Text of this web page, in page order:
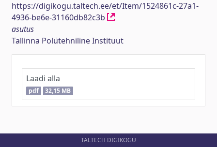
https://digikogu.taltech.ee/et/Item/1524861c-27a1-
4936-be6e-31160db82c3b
asutus
Tallinna Polütehniline Instituut
Laadi alla
pdf 32,15 MB
TALTECH DIGIKOGU